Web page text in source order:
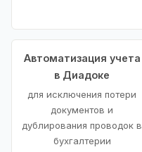
Автоматизация учета
в Диадоке
для исключения потери
документов и
дублирования проводок в
бухгалтерии